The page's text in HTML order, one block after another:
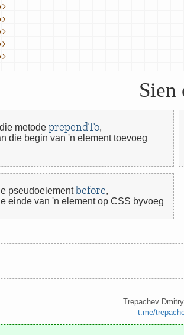
Sien
die metodeprependTo,
die begin van 'n element toevoeg
pseudoelementbefore,
einde van 'n element op CSS byvoeg
Trepachev
t.me/